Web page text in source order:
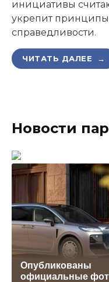
инициативы
укрепит
справедливости.
ЧИТАТЬ ДАЛЕЕ →
Новости
Опубликованы
официальные